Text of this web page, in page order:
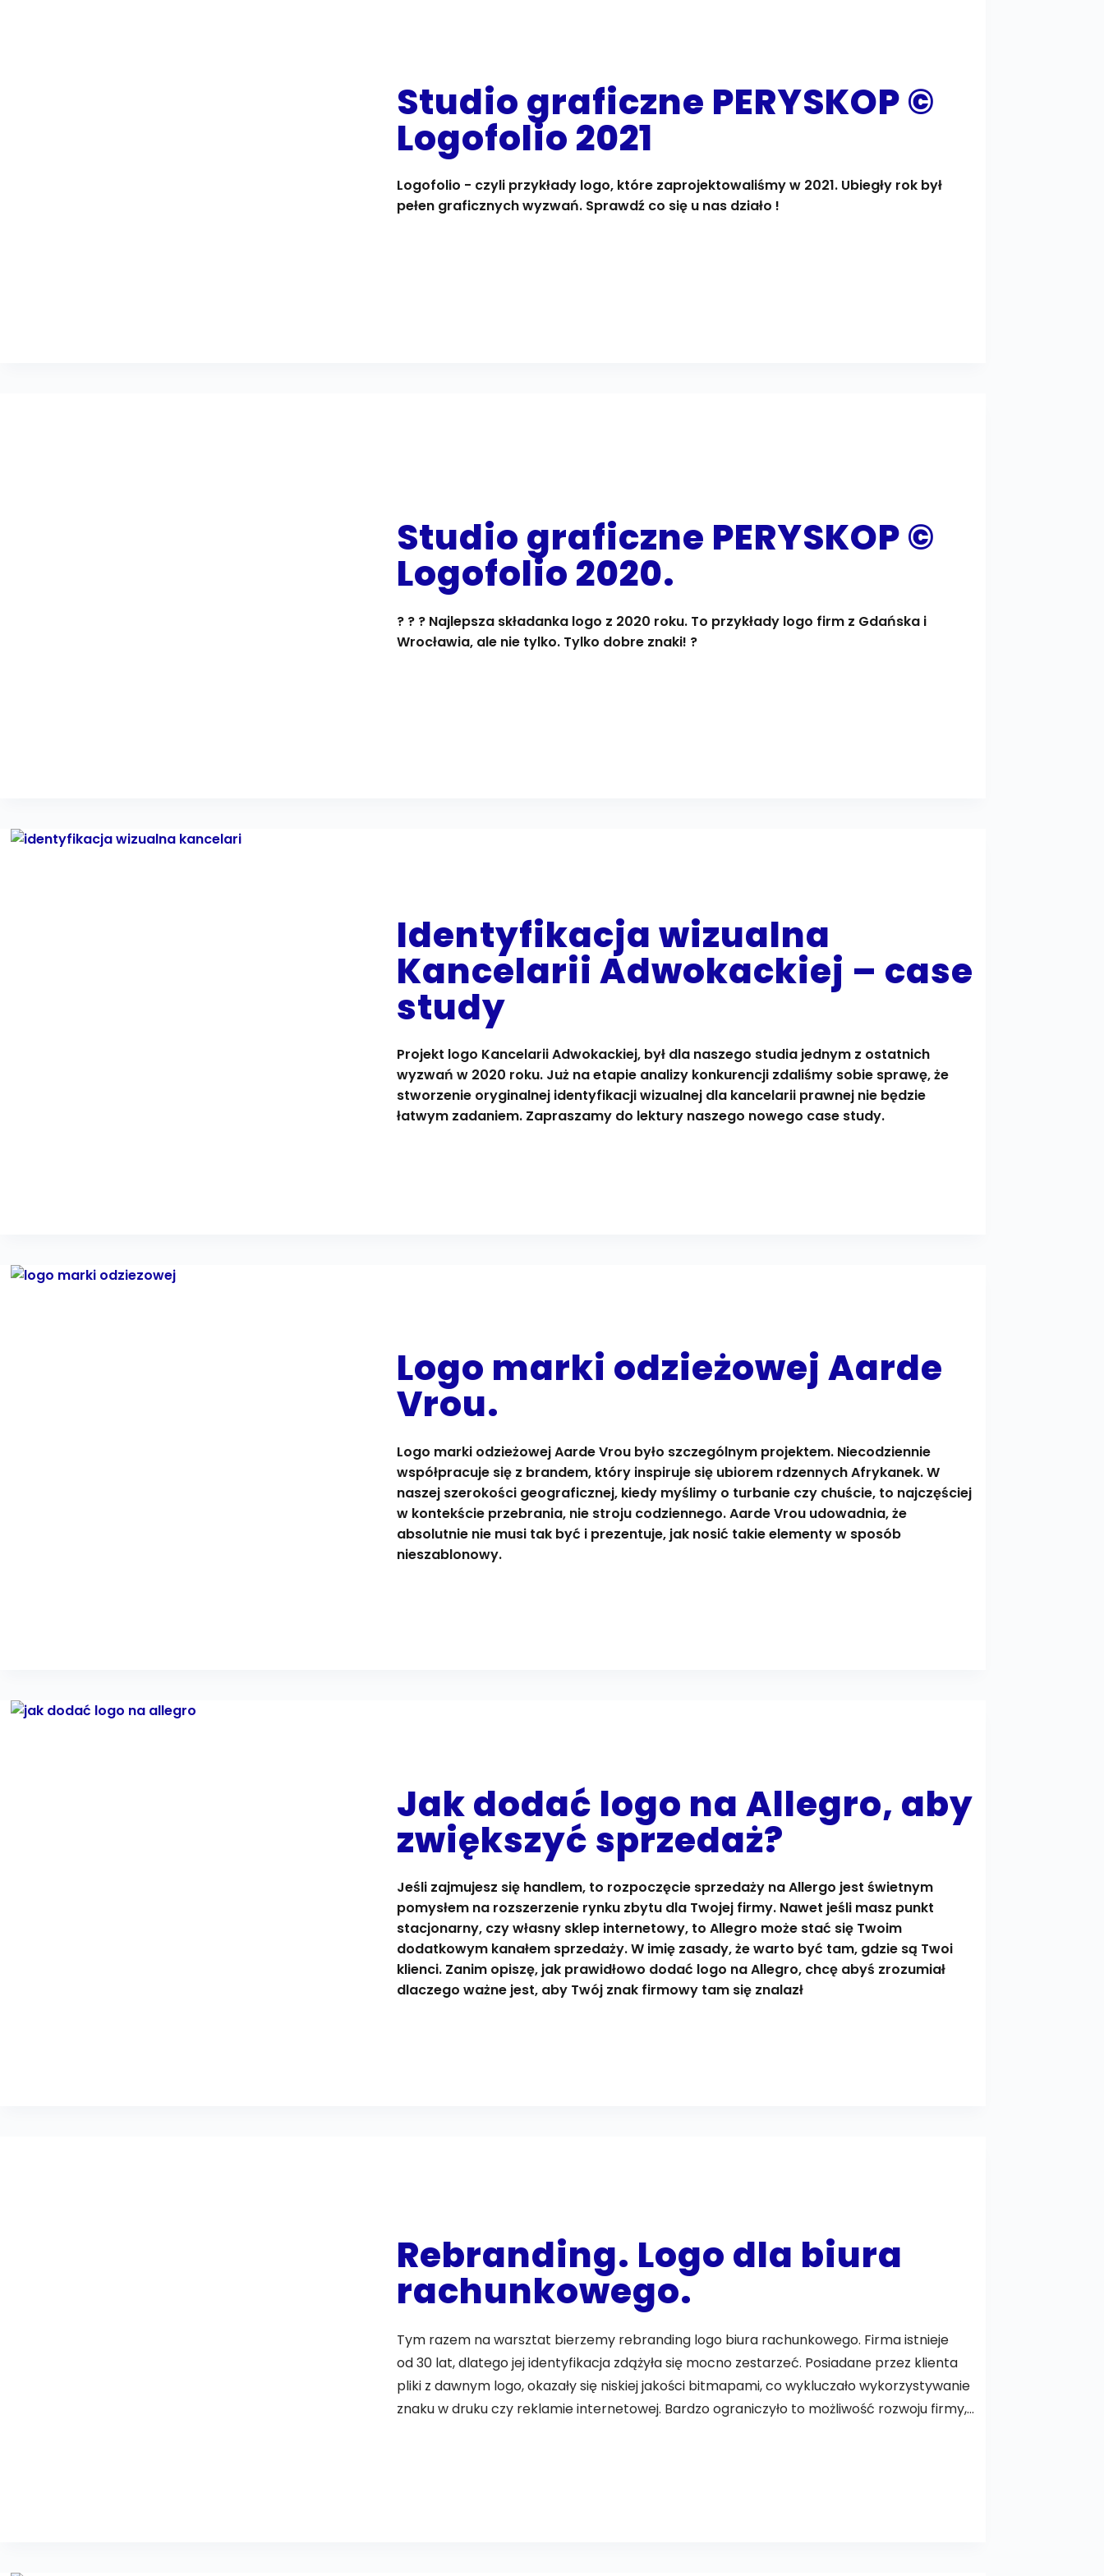
Studio graficzne PERYSKOP ©
Logofolio 2021
Logofolio - czyli przykłady logo, które zaprojektowaliśmy w 2021. Ubiegły rok był
pełen graficznych wyzwań. Sprawdź co się u nas działo !
Studio graficzne PERYSKOP ©
Logofolio 2020.
? ? ? Najlepsza składanka logo z 2020 roku. To przykłady logo firm z Gdańska i
Wrocławia, ale nie tylko. Tylko dobre znaki! ?
Identyfikacja wizualna
Kancelarii Adwokackiej – case
study
Projekt logo Kancelarii Adwokackiej, był dla naszego studia jednym z ostatnich
wyzwań w 2020 roku. Już na etapie analizy konkurencji zdaliśmy sobie sprawę, że
stworzenie oryginalnej identyfikacji wizualnej dla kancelarii prawnej nie będzie
łatwym zadaniem. Zapraszamy do lektury naszego nowego case study.
Logo marki odzieżowej Aarde
Vrou.
Logo marki odzieżowej Aarde Vrou było szczególnym projektem. Niecodziennie
współpracuje się z brandem, który inspiruje się ubiorem rdzennych Afrykanek. W
naszej szerokości geograficznej, kiedy myślimy o turbanie czy chuście, to najczęściej
w kontekście przebrania, nie stroju codziennego. Aarde Vrou udowadnia, że
absolutnie nie musi tak być i prezentuje, jak nosić takie elementy w sposób
nieszablonowy.
Jak dodać logo na Allegro, aby
zwiększyć sprzedaż?
Jeśli zajmujesz się handlem, to rozpoczęcie sprzedaży na Allergo jest świetnym
pomysłem na rozszerzenie rynku zbytu dla Twojej firmy. Nawet jeśli masz punkt
stacjonarny, czy własny sklep internetowy, to Allegro może stać się Twoim
dodatkowym kanałem sprzedaży. W imię zasady, że warto być tam, gdzie są Twoi
klienci. Zanim opiszę, jak prawidłowo dodać logo na Allegro, chcę abyś zrozumiał
dlaczego ważne jest, aby Twój znak firmowy tam się znalazł
Rebranding. Logo dla biura
rachunkowego.
Tym razem na warsztat bierzemy rebranding logo biura rachunkowego. Firma istnieje
od 30 lat, dlatego jej identyfikacja zdążyła się mocno zestarzeć. Posiadane przez klienta
pliki z dawnym logo, okazały się niskiej jakości bitmapami, co wykluczało wykorzystywanie
znaku w druku czy reklamie internetowej. Bardzo ograniczyło to możliwość rozwoju firmy,…